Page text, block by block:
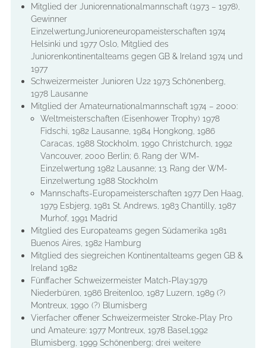
Mitglied der Juniorennationalmannschaft (1973 – 1978),
Gewinner
Einzelwertung Junioreneuropameisterschaften 1974
Helsinki und 1977 Oslo, Mitglied des
Juniorenkontinentalteams gegen GB & Ireland 1974 und
1977
Schweizermeister Junioren U22 1973 Schönenberg,
1978 Lausanne
Mitglied der Amateurnationalmannschaft 1974 – 2000:
Weltmeisterschaften (Eisenhower Trophy) 1978
Fidschi, 1982 Lausanne, 1984 Hongkong, 1986
Caracas, 1988 Stockholm, 1990 Christchurch, 1992
Vancouver, 2000 Berlin; 6. Rang der WM-
Einzelwertung 1982 Lausanne; 13. Rang der WM-
Einzelwertung 1988 Stockholm
Mannschafts-Europameisterschaften 1977 Den Haag,
1979 Esbjerg, 1981 St. Andrews, 1983 Chantilly, 1987
Murhof, 1991 Madrid
Mitglied des Europateams gegen Südamerika 1981
Buenos Aires, 1982 Hamburg
Mitglied des siegreichen Kontinentalteams gegen GB &
Ireland 1982
Fünffacher Schweizermeister Match-Play:1979
Niederbüren, 1986 Breitenloo, 1987 Luzern, 1989 (?)
Montreux, 1990 (?) Blumisberg
Vierfacher offener Schweizermeister Stroke-Play Pro
und Amateure: 1977 Montreux, 1978 Basel,1992
Blumisberg, 1999 Schönenberg; drei weitere